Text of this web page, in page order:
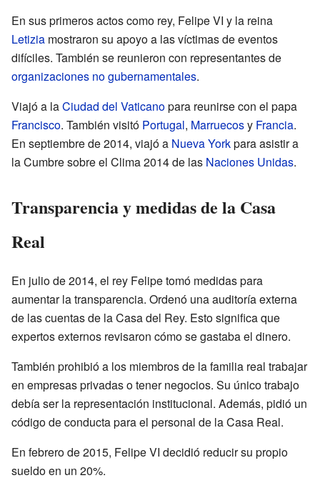
En sus primeros actos como rey, Felipe VI y la reina
Letizia mostraron su apoyo a las víctimas de eventos
difíciles. También se reunieron con representantes de
organizaciones no gubernamentales.
Viajó a laCiudad del Vaticanopara reunirse con el papa
Francisco. También visitó Portugal, Marruecosy Francia.
En septiembre de 2014, viajó a Nueva Yorkpara asistir a
la Cumbre sobre el Clima 2014 de las Naciones Unidas.
Transparencia y medidas de la Casa
Real
En julio de 2014, el rey Felipe tomó medidas para
aumentar la transparencia. Ordenó una auditoría externa
de las cuentas de la Casa del Rey. Esto significa que
expertos externos revisaron cómo se gastaba el dinero.
También prohibió a los miembros de la familia real trabajar
en empresas privadas o tener negocios. Su único trabajo
debía ser la representación institucional. Además, pidió un
código de conducta para el personal de la Casa Real.
En febrero de 2015, Felipe VI decidió reducir su propio
sueldo en un 20%.